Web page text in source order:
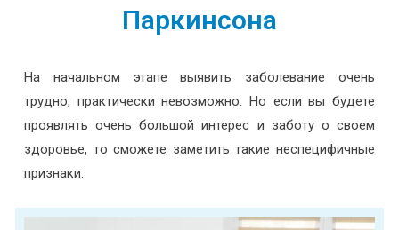
Паркинсона
На начальном этапе выявить заболевание очень
трудно, практически невозможно. Но если вы будете
проявлять очень большой интерес и заботу о своем
здоровье, то сможете заметить такие неспецифичные
признаки: